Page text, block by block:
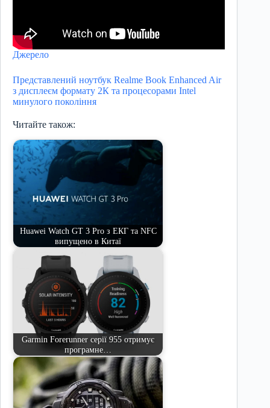
Джерело
Представлений ноутбук Realme Book Enhanced Air
з дисплеєм формату 2К та процесорами Intel
минулого покоління
Читайте також:
Huawei Watch GT 3 Pro з ЕКГ та NFC
випущено в Китаї
Garmin Forerunner серії 955 отримує
програмне…